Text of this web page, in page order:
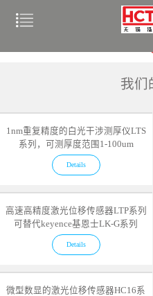
我们
1nm重复精度的白光干涉测厚仪LTS
系列，可测厚度范围1-100um
Details
高速高精度激光位移传感器LTP系列
可替代keyence基恩士LK-G系列
Details
微型数显的激光位移传感器HC16系